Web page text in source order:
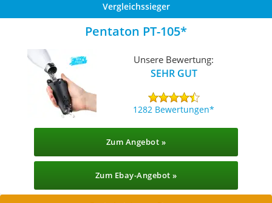
Vergleichssieger
Pentaton PT-105
Unsere Bewertung:
SEHR GUT
1282 Bewertungen
Zum Angebot »
Zum Ebay-Angebot »